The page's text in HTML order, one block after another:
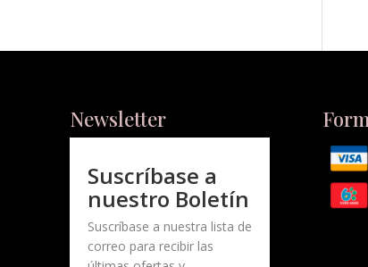
Newsletter
Suscríbase a
nuestro Boletín
Suscríbase a nuestra lista de
correo para recibir las